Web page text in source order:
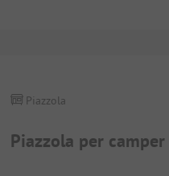
Piazzola per
Piazzola